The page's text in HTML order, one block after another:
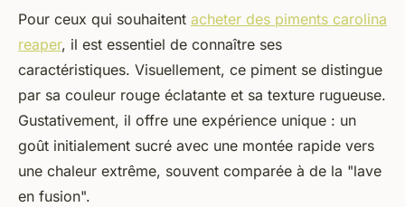
Pour ceux qui souhaitent acheter des piments carolina
reaper, il est essentiel de connaître ses
caractéristiques. Visuellement, ce piment se distingue
par sa couleur rouge éclatante et sa texture rugueuse.
Gustativement, il offre une expérience unique : un
goût initialement sucré avec une montée rapide vers
une chaleur extrême, souvent comparée à de la "lave
en fusion".